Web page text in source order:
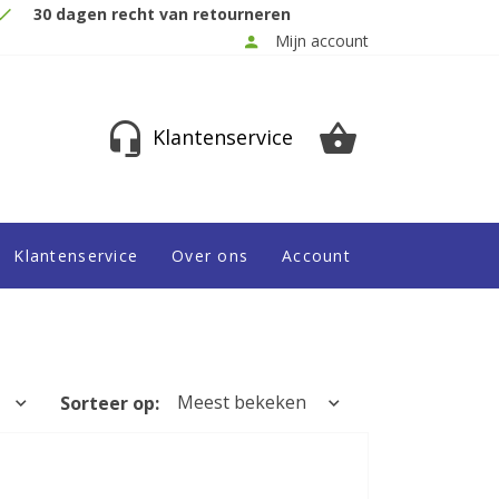
30 dagen recht van retourneren
Mijn account
Klantenservice
Account
Over ons
Klantenservice
Sorteer op: Meest bekeken